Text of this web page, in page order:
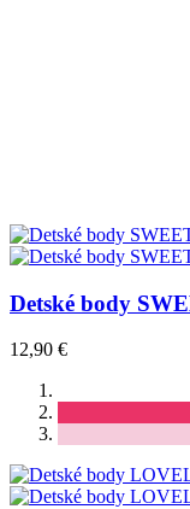
Detské body
12,90 €